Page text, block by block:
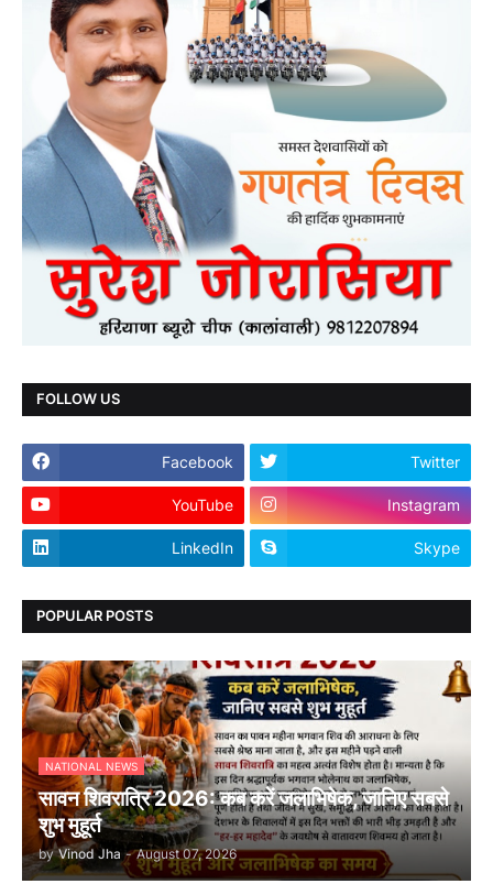
FOLLOW US
Facebook Twitter
YouTube Instagram
LinkedIn Skype
POPULAR POSTS
NATIONAL NEWS
सावन शिवरात्रि 2026: कब करें जलाभिषेक, जानिए सबसे
शुभ मुहूर्त
by Vinod Jha - August 07, 2026